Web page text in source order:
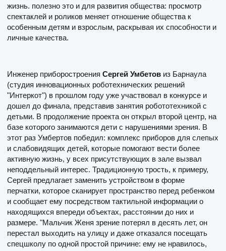
жизнь. полезно это и для развития общества: просмотр
спектаклей и роликов меняет отношение общества к
особенным детям и взрослым, раскрывая их способности и
личные качества.
Инженер приборостроения Сергей Умбетов из Барнаула
(студия инновационных роботехнических решений
"Интеркот") в прошлом году уже участвовал в конкурсе и
дошел до финала, представив занятия робототехникой с
детьми. В продолжение проекта он открыл второй центр, на
базе которого занимаются дети с нарушениями зрения. В
этот раз Умбертов победил: комплекс приборов для слепых
и слабовидящих детей, которые помогают вести более
активную жизнь, у всех присутствующих в зале вызвал
неподдельный интерес. Традиционную трость, к примеру,
Сергей предлагает заменить устройством в форме
перчатки, которое сканирует пространство перед ребенком
и сообщает ему посредством тактильной информации о
находящихся впереди объектах, расстоянии до них и
размере. "Мальчик Женя зрение потерял в десять лет, он
перестал выходить на улицу и даже отказался посещать
спецшколу по одной простой причине: ему не нравилось,